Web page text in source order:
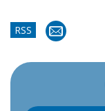
RSS